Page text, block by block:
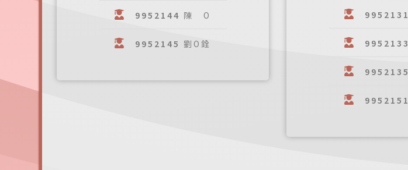
9952144 陳 O
9952145 劉O銓
9952131
9952133
9952135
9952151